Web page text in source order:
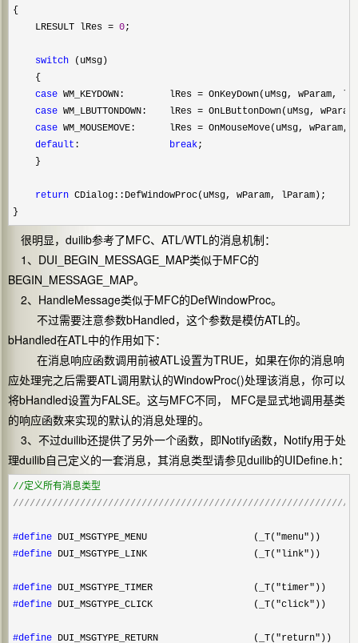
{
    LRESULT lRes
= 0;
switch (uMsg)
    {
case WM_KEYDOWN:        lRes = OnKeyDown(uMsg, wParam,
case WM_LBUTTONDOWN:    lRes = OnLButtonDown(uMsg,
case WM_MOUSEMOVE:      lRes = OnMouseMove(uMsg,
default : break;
    }
return CDialog::DefWindowProc(uMsg, wParam, lParam);
}
很明显，duilib参考了MFC、ATL/WTL的消息机制：
1、DUI_BEGIN_MESSAGE_MAP类似于MFC的
BEGIN_MESSAGE_MAP。
2、HandleMessage类似于MFC的DefWindowProc。
不过需要注意参数bHandled，这个参数是模仿ATL的。
bHandled在ATL中的作用如下：
在消息响应函数调用前被ATL设置为TRUE，如果在你的消息响
应处理完之后需要ATL调用默认的WindowProc()处理该消息，你可以
将bHandled设置为FALSE。这与MFC不同， MFC是显式地调用基类
的响应函数来实现的默认的消息处理的。
3、不过duilib还提供了另外一个函数，即Notify函数，Notify用于处
理duilib自己定义的一套消息，其消息类型请参见duilib的UIDefine.h：
//定义所有消息类型
#define
#define DUI_MSGTYPE_LINK                   (_T("link"))
#define
#define DUI_MSGTYPE_CLICK                  (_T("click"))
#define